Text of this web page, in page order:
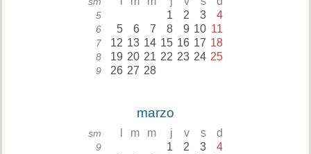
5 1 2 3 4
6 5 6 7 8 9 10 11
7 12 13 14 15 16 17 18
8 19 20 21 22 23 24 25
9 26 27 28
marzo
sm m m j v s d
9 1 2 3 4